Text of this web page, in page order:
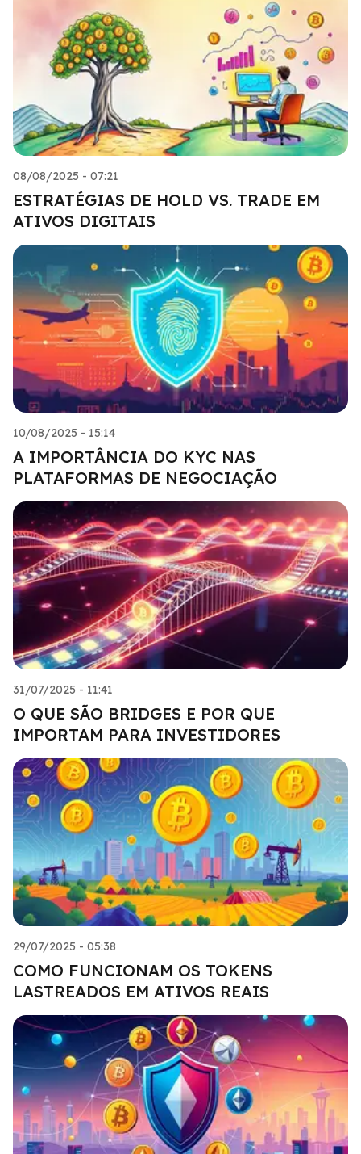
08/08/2025 - 07:21
ESTRATÉGIAS DE HOLD VS. TRADE EM
ATIVOS DIGITAIS
10/08/2025 - 15:14
A IMPORTÂNCIA DO KYC NAS
PLATAFORMAS DE NEGOCIAÇÃO
31/07/2025 - 11:41
O QUE SÃO BRIDGES E POR QUE
IMPORTAM PARA INVESTIDORES
29/07/2025 - 05:38
COMO FUNCIONAM OS TOKENS
LASTREADOS EM ATIVOS REAIS